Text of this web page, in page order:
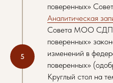
поверенных»
Аналитическая
Совета МОО СДПП
поверенных»
изменений в
поверенных»
Круглый стол на